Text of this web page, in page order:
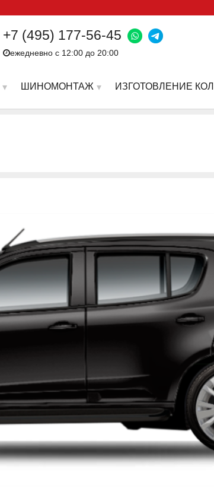
+7 (495) 177-56-45
ежедневно с 12:00 до 20:00
ШИНОМОНТАЖ ИЗГОТОВЛЕНИЕ